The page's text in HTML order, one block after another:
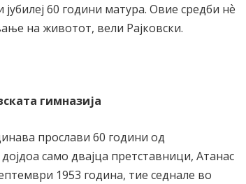
60 години матура. Овие средби нѐ
на животот, вели Рајковски.
гимназија
прослави 60 години од
само двајца претставници, Атанас
1953 година, тие седнале во